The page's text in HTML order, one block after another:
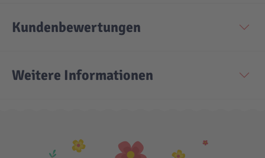
Super Mario
Technic
Seltene Artikel
Cars
Spiel-Ei
Kundenbewertungen
Weitere Informationen